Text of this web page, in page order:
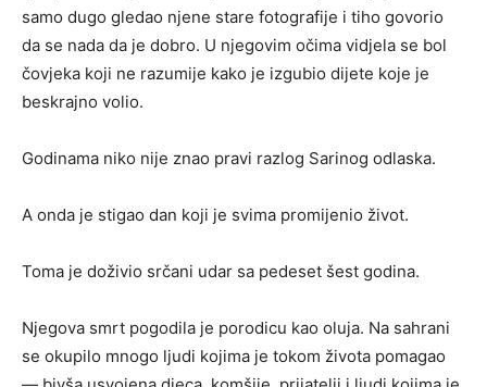
samo dugo gledao njene stare fotografije i tiho govorio
da se nada da je dobro. U njegovim očima vidjela se bol
čovjeka koji ne razumije kako je izgubio dijete koje je
beskrajno volio.
Godinama niko nije znao pravi razlog Sarinog odlaska.
A onda je stigao dan koji je svima promijenio život.
Toma je doživio srčani udar sa pedeset šest godina.
Njegova smrt pogodila je porodicu kao oluja. Na sahrani
se okupilo mnogo ljudi kojima je tokom života pomagao